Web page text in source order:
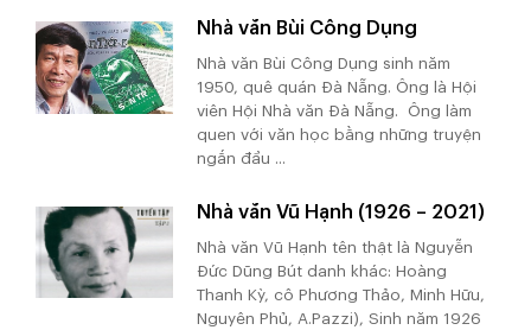
Nhà văn Bùi Công Dụng
Nhà văn Bùi Công Dụng sinh năm
1950, quê quán Đà Nẵng. Ông là Hội
viên Hội Nhà văn Đà Nẵng. Ông làm
quen với văn học bằng những truyện
ngắn đầu ...
Nhà văn Vũ Hạnh (1926 – 2021)
Nhà văn Vũ Hạnh tên thật là Nguyễn
Đức Dũng Bút danh khác: Hoàng
Thanh Kỳ, cô Phương Thảo, Minh Hữu,
Nguyên Phủ, A.Pazzi), Sinh năm 1926